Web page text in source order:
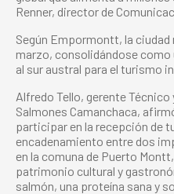
Renner, director de
Según Empormontt, la
marzo, consolidándose
al sur austral para el turismo
Alfredo Tello, gerente Técnico
Salmones Camanchaca,
participar en la recepción de
encadenamiento entre dos
en la comuna de Puerto
patrimonio cultural y
salmón, una proteína sana y